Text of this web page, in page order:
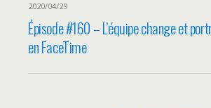
2020/04/29
Épisode #160 – L’équipe change et
en FaceTime